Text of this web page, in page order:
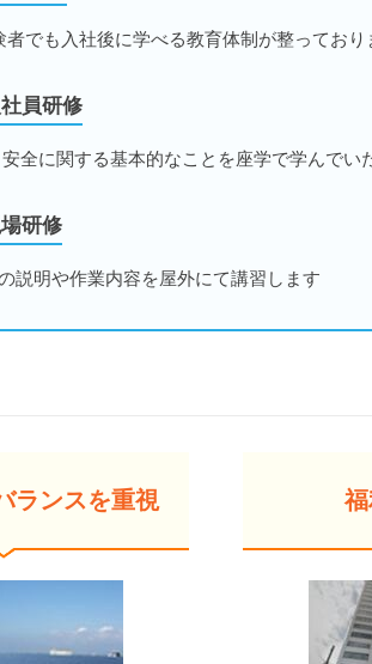
でも入社後に学べる教育体制が整っており
員研修
全に関する基本的なことを座学で学んでい
研修
説明や作業内容を屋外にて講習します
ランスを重視